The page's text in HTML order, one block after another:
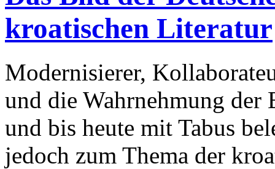
kroatischen Literatur
Modernisierer,
und die Wahrnehmung
und bis heute mit Tabus
jedoch zum Thema der